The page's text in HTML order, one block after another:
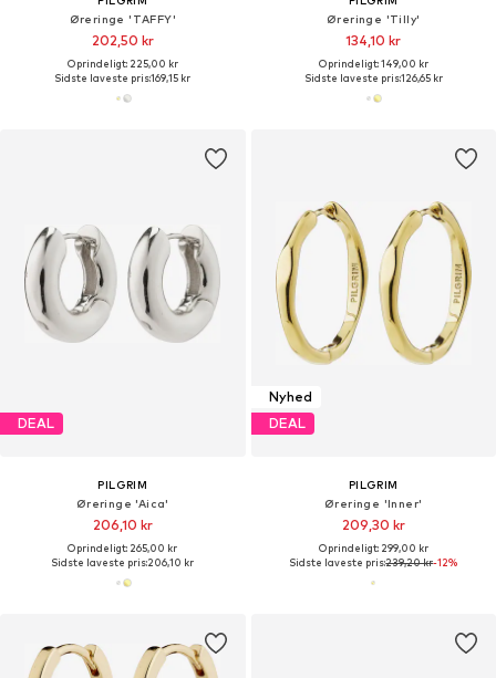
Øreringe 'TAFFY'
202,50 kr
Oprindeligt: 225,00 kr
Sidste laveste pris:169,15 kr
Øreringe 'Tilly'
134,10 kr
Oprindeligt: 149,00 kr
Sidste laveste pris:126,65 kr
DEAL
PILGRIM
Øreringe 'Aica'
206,10 kr
Oprindeligt: 265,00 kr
Sidste laveste pris:206,10 kr
Nyhed
DEAL
PILGRIM
Øreringe 'Inner'
209,30 kr
Oprindeligt: 299,00 kr
Sidste laveste pris:239,20 kr-12%